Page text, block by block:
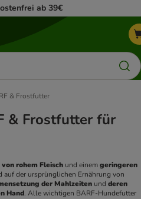
ab 39€
& Frostfutter
& Frostfutter für
rohem Fleisch und einem geringeren
auf der ursprünglichen Ernährung von
der Mahlzeiten und deren
Hand. Alle wichtigen BARF-Hundefutter